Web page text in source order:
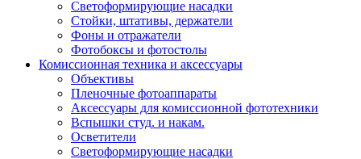
Светоформирующие насадки
Стойки, штативы, держатели
Фоны и отражатели
Фотобоксы и фотостолы
Комиссионная техника и аксессуары
Объективы
Пленочные фотоаппараты
Аксессуары для комиссионной фототехники
Вспышки студ. и накам.
Осветители
Светоформирующие насадки